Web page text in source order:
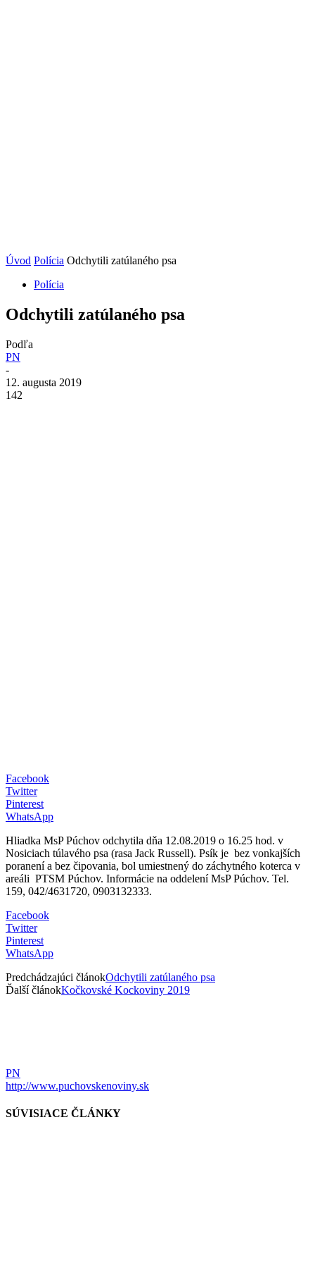
Úvod Polícia Odchytili zatúlaného psa
Polícia
Odchytili zatúlaného psa
Podľa
PN
-
12. augusta 2019
142
Facebook
Twitter
Pinterest
WhatsApp
Hliadka MsP Púchov odchytila dňa 12.08.2019 o 16.25 hod. v
Nosiciach túlavého psa (rasa Jack Russell). Psík je bez vonkajších
poranení a bez čipovania, bol umiestnený do záchytného koterca v
areáli PTSM Púchov. Informácie na oddelení MsP Púchov. Tel.
159, 042/4631720, 0903132333.
Facebook
Twitter
Pinterest
WhatsApp
Predchádzajúci článokOdchytili zatúlaného psa
Ďalší článokKočkovské Kockoviny 2019
PN
http://www.puchovskenoviny.sk
SÚVISIACE ČLÁNKY